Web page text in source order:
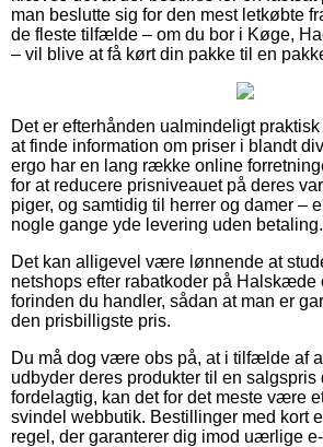
man beslutte sig for den mest letkøbte
de fleste tilfælde – om du bor i Køge,
– vil blive at få kørt din pakke til en
Det er efterhånden ualmindeligt
at finde information om priser i blandt
ergo har en lang række online
for at reducere prisniveauet på deres
piger, og samtidig til herrer og damer –
nogle gange yde levering uden betaling.
Det kan alligevel være lønnende at
netshops efter rabatkoder på Halskæde
forinden du handler, sådan at man er
den prisbilligste pris.
Du må dog være obs på, at i tilfælde af
udbyder deres produkter til en salgspris
fordelagtig, kan det for det meste være
svindel webbutik. Bestillinger med kort
regel, der garanterer dig imod uærlige